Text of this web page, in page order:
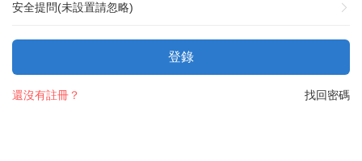
安全提問(未設置請忽略)
登錄
找回密碼
還沒有註冊？